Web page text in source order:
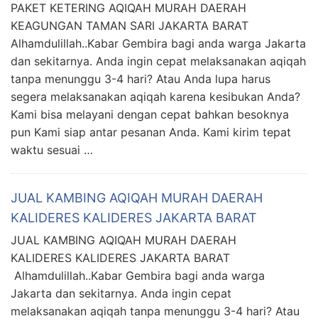
PAKET KETERING AQIQAH MURAH DAERAH
KEAGUNGAN TAMAN SARI JAKARTA BARAT
Alhamdulillah..Kabar Gembira bagi anda warga Jakarta
dan sekitarnya. Anda ingin cepat melaksanakan aqiqah
tanpa menunggu 3-4 hari? Atau Anda lupa harus
segera melaksanakan aqiqah karena kesibukan Anda?
Kami bisa melayani dengan cepat bahkan besoknya
pun Kami siap antar pesanan Anda. Kami kirim tepat
waktu sesuai …
JUAL KAMBING AQIQAH MURAH DAERAH
KALIDERES KALIDERES JAKARTA BARAT
JUAL KAMBING AQIQAH MURAH DAERAH
KALIDERES KALIDERES JAKARTA BARAT
Alhamdulillah..Kabar Gembira bagi anda warga
Jakarta dan sekitarnya. Anda ingin cepat
melaksanakan aqiqah tanpa menunggu 3-4 hari? Atau